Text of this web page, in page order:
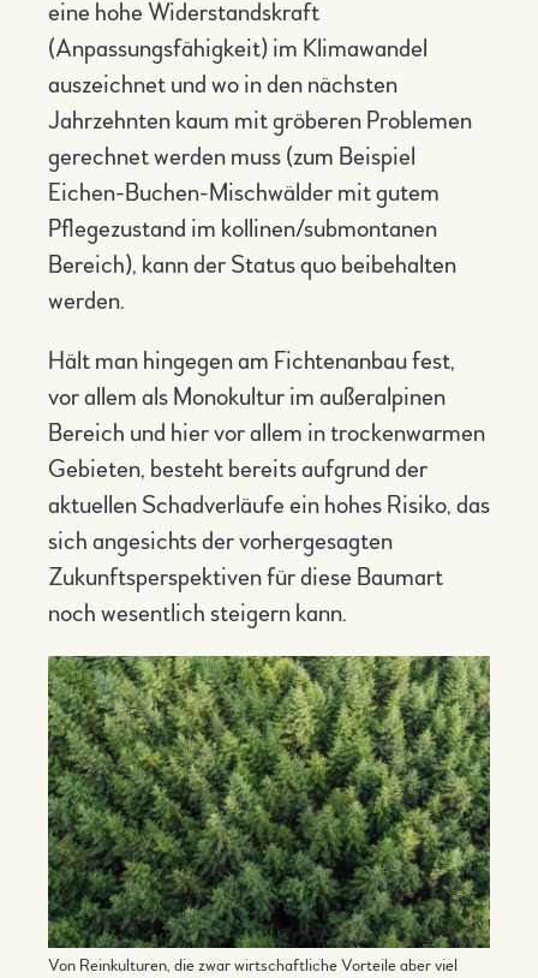
eine hohe Widerstandskraft
(Anpassungsfähigkeit) im Klimawandel
auszeichnet und wo in den nächsten
Jahrzehnten kaum mit gröberen Problemen
gerechnet werden muss (zum Beispiel
Eichen-Buchen-Mischwälder mit gutem
Pflegezustand im kollinen/submontanen
Bereich), kann der Status quo beibehalten
werden.
Hält man hingegen am Fichtenanbau fest,
vor allem als Monokultur im außeralpinen
Bereich und hier vor allem in trockenwarmen
Gebieten, besteht bereits aufgrund der
aktuellen Schadverläufe ein hohes Risiko, das
sich angesichts der vorhergesagten
Zukunftsperspektiven für diese Baumart
noch wesentlich steigern kann.
Von Reinkulturen, die zwar wirtschaftliche Vorteile aber viel